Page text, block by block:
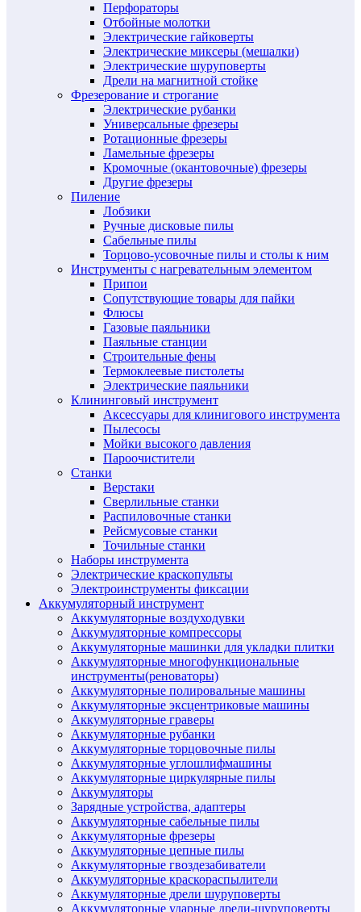
Перфораторы
Отбойные молотки
Электрические гайковерты
Электрические миксеры (мешалки)
Электрические шуруповерты
Дрели на магнитной стойке
Фрезерование и строгание
Электрические рубанки
Универсальные фрезеры
Ротационные фрезеры
Ламельные фрезеры
Кромочные (окантовочные) фрезеры
Другие фрезеры
Пиление
Лобзики
Ручные дисковые пилы
Сабельные пилы
Торцово-усовочные пилы и столы к ним
Инструменты с нагревательным элементом
Припои
Сопутствующие товары для пайки
Флюсы
Газовые паяльники
Паяльные станции
Строительные фены
Термоклеевые пистолеты
Электрические паяльники
Клининговый инструмент
Аксессуары для клинигового инструмента
Пылесосы
Мойки высокого давления
Пароочистители
Станки
Верстаки
Сверлильные станки
Распиловочные станки
Рейсмусовые станки
Точильные станки
Наборы инструмента
Электрические краскопульты
Электроинструменты фиксации
Аккумуляторный инструмент
Аккумуляторные воздуходувки
Аккумуляторные компрессоры
Аккумуляторные машинки для укладки плитки
Аккумуляторные многофункциональные
инструменты(реноваторы)
Аккумуляторные полировальные машины
Аккумуляторные эксцентриковые машины
Аккумуляторные граверы
Аккумуляторные рубанки
Аккумуляторные торцовочные пилы
Аккумуляторные углошлифмашины
Аккумуляторные циркулярные пилы
Аккумуляторы
Зарядные устройства, адаптеры
Аккумуляторные сабельные пилы
Аккумуляторные фрезеры
Аккумуляторные цепные пилы
Аккумуляторные гвоздезабиватели
Аккумуляторные краскораспылители
Аккумуляторные дрели шуруповерты
Аккумуляторные ударные дрели-шуруповерты